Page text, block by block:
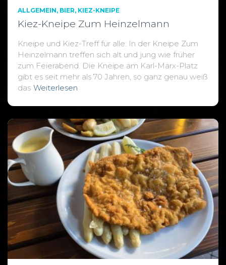
ALLGEMEIN BIER KIEZ-KNEIPE
Kiez-Kneipe Zum Heinzelmann
Kneipe und Kiez-Treff für alle: In der Kneipe Zum
Heinzelmann treffen sich alt und jung wie früher
zum Feierabend. Die Kneipe am Karl-Marx-Platz
gibt es seit mehr als 70 Jahren, so ganz genau weiß
das Weiterlesen